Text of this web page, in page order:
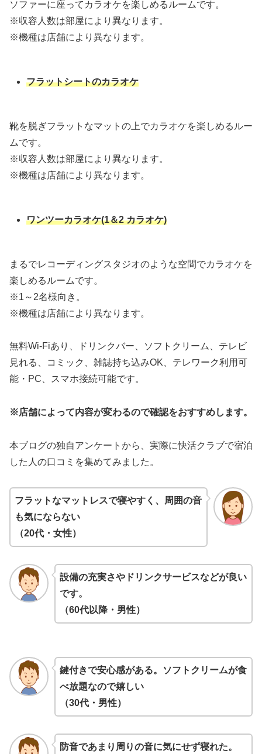
ソファーに座ってカラオケを楽しめるルームです。
※収容人数は部屋により異なります。
※機種は店舗により異なります。
フラットシートのカラオケ
靴を脱ぎフラットなマットの上でカラオケを楽しめるルー
ムです。
※収容人数は部屋により異なります。
※機種は店舗により異なります。
ワンツーカラオケ(1＆2 カラオケ)
まるでレコーディングスタジオのような空間でカラオケを
楽しめるルームです。
※1～2名様向き。
※機種は店舗により異なります。
無料Wi-Fiあり、ドリンクバー、ソフトクリーム、テレビ
見れる、コミック、雑誌持ち込みOK、テレワーク利用可
能・PC、スマホ接続可能です。
※店舗によって内容が変わるので確認をおすすめします。
本ブログの独自アンケートから、実際に快活クラブで宿泊
した人の口コミを集めてみました。
フラットなマットレスで寝やすく、周囲の音
も気にならない
（20代・女性）
設備の充実さやドリンクサービスなどが良い
です。
（60代以降・男性）
鍵付きで安心感がある。ソフトクリームが食
べ放題なので嬉しい
（30代・男性）
防音であまり周りの音に気にせず寝れた。